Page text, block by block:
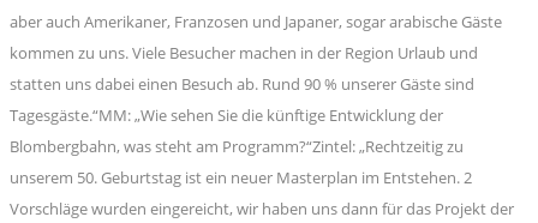
aber auch Amerikaner, Franzosen und Japaner, sogar arabische Gäste
kommen zu uns. Viele Besucher machen in der Region Urlaub und
statten uns dabei einen Besuch ab. Rund 90 % unserer Gäste sind
Tagesgäste.“MM: „Wie sehen Sie die künftige Entwicklung der
Blombergbahn, was steht am Programm?“Zintel: „Rechtzeitig zu
unserem 50. Geburtstag ist ein neuer Masterplan im Entstehen. 2
Vorschläge wurden eingereicht, wir haben uns dann für das Projekt der